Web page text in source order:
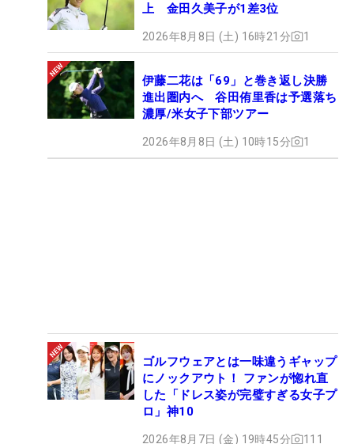
上 金田久美子が1差3位
2026年8月8日 (土) 16時21分 1
伊藤二花は「69」と巻き返し決勝
進出圏内へ 谷田侑里香は予選落ち
濃厚/米女子下部ツアー
2026年8月8日 (土) 10時15分 1
ゴルフウェアとは一味違うギャップ
にノックアウト！ ファンが惚れ直
した「ドレス姿が完璧すぎる女子プ
ロ」神10
2026年8月7日 (金) 19時45分 111